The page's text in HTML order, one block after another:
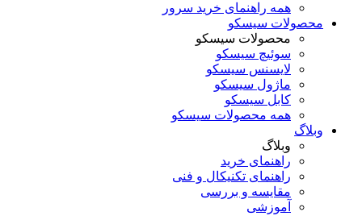
همه راهنمای خرید سرور
محصولات سیسکو
محصولات سیسکو
سوئیچ سیسکو
لایسنس سیسکو
ماژول سیسکو
کابل سیسکو
همه محصولات سیسکو
وبلاگ
وبلاگ
راهنمای خرید
راهنمای تکنیکال و فنی
مقایسه و بررسی
آموزشی